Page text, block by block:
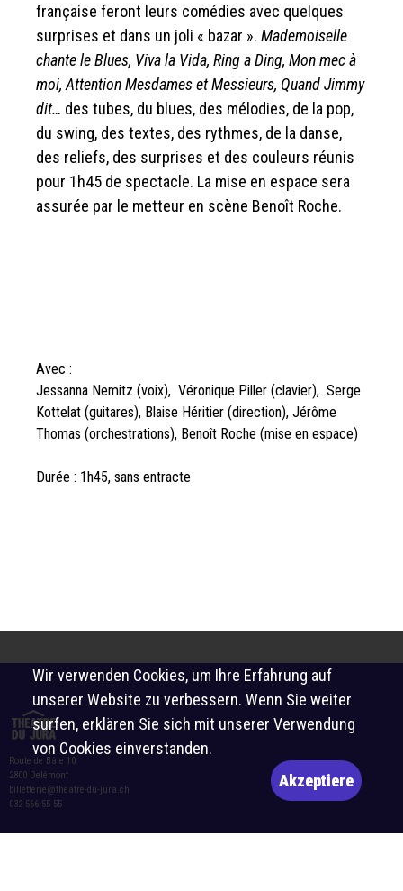
française feront leurs comédies avec quelques
surprises et dans un joli « bazar ». Mademoiselle
chante le Blues, Viva la Vida, Ring a Ding, Mon mec à
moi, Attention Mesdames et Messieurs, Quand Jimmy
dit… des tubes, du blues, des mélodies, de la pop,
du swing, des textes, des rythmes, de la danse,
des reliefs, des surprises et des couleurs réunis
pour 1h45 de spectacle. La mise en espace sera
assurée par le metteur en scène Benoît Roche.
Avec :
Jessanna Nemitz (voix), Véronique Piller (clavier), Serge
Kottelat (guitares), Blaise Héritier (direction), Jérôme
Thomas (orchestrations), Benoît Roche (mise en espace)
Durée : 1h45, sans entracte
Route de Bâle 10
2800 Delémont
billetterie@theatre-du-jura.ch
032 566 55 55
Wir verwenden Cookies, um Ihre Erfahrung auf
unserer Website zu verbessern. Wenn Sie weiter
surfen, erklären Sie sich mit unserer Verwendung
von Cookies einverstanden.
Akzeptiere